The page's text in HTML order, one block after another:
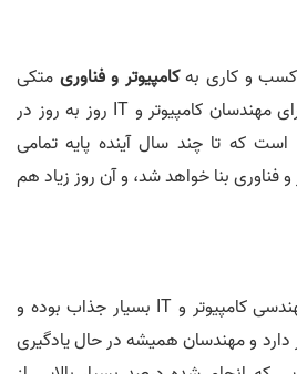
کسب و ‌کاری بهکامپیوتر و فناوری متکی
برای مهندسان کامپیوتر و IT روز به روز در
که تا چند سال آینده پایه تمامی
فناوری بنا خواهد شد، و آن روز زیاد هم
با توجه به این که رشته مهندسی کامپیوتر و IT بسیار جذاب بوده و
و مهندسان همیشه در حال یادگیری